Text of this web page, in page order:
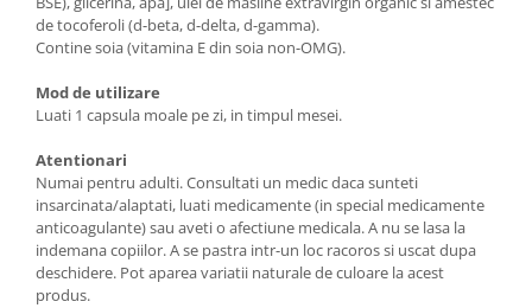
de tocoferoli (d-beta, d-delta, d-gamma).
Contine soia (vitamina E din soia non-OMG).
Mod de utilizare
Luati 1 capsula moale pe zi, in timpul mesei.
Atentionari
Numai pentru adulti. Consultati un medic daca sunteti
insarcinata/alaptati, luati medicamente (in special medicamente
anticoagulante) sau aveti o afectiune medicala. A nu se lasa la
indemana copiilor. A se pastra intr-un loc racoros si uscat dupa
deschidere. Pot aparea variatii naturale de culoare la acest
produs.